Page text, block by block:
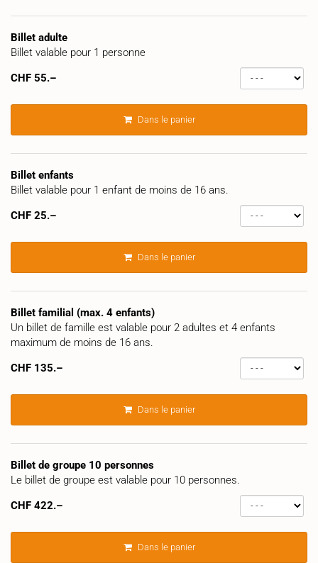
Billet adulte
Billet valable pour 1 personne
CHF 55.–
Dans le panier
Billet enfants
Billet valable pour 1 enfant de moins de 16 ans.
CHF 25.–
Dans le panier
Billet familial (max. 4 enfants)
Un billet de famille est valable pour 2 adultes et 4 enfants
maximum de moins de 16 ans.
CHF 135.–
Dans le panier
Billet de groupe 10 personnes
Le billet de groupe est valable pour 10 personnes.
CHF 422.–
Dans le panier